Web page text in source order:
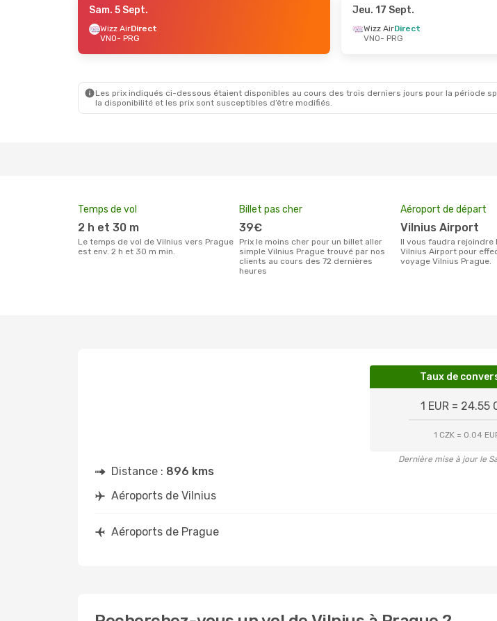
- Dim. 6 Sept.
- Sam. 29 Août
Sam. 5 Sept.
Wizz AirDirect
VNO- PRG
Jeu. 17 Sept.
Wizz AirDirect
VNO- PRG
Les prix indiqués ci-dessous étaient disponibles au cours des trois derniers jours pour la période
la disponibilité et les prix sont susceptibles d’être modifiés.
Temps de vol
2 h et 30 m
Le temps de vol de Vilnius vers Prague
est env. 2 h et 30 m min.
Billet pas cher
39€
Prix le moins cher pour un billet aller
simple Vilnius Prague trouvé par nos
clients au cours des 72 dernières
heures
Aéroport de départ
Vilnius Airport
Il vous faudra rejoindre l'aéroport
Vilnius Airport pour
voyage Vilnius Prague.
Taux de
1 EUR = 24.55
1 CZK = 0.04
Dernière mise à jour le
Distance : 896 kms
Aéroports de Vilnius
Aéroports de Prague